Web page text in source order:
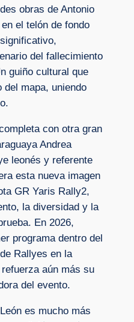
obras de Antonio
el telón de fondo
del fallecimiento
guiño cultural que
del mapa, uniendo
con otra gran
Andrea
leonés y referente
esta nueva imagen
GR Yaris Rally2,
la diversidad y la
En 2026,
programa dentro del
Rallyes en la
aún más su
del evento.
es mucho más